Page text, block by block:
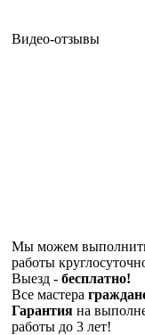
Видео-отзывы
Мы можем
работы
Выезд - бесплатно!
Все мастера
Гарантия на
работы до 3 лет!